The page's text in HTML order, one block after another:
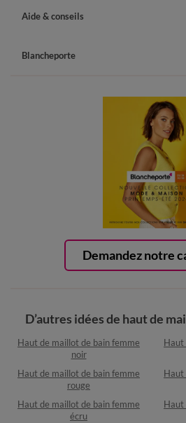
Demandez notre
Aide & conseils
Blancheporte
D’autres idées de haut de
Haut de maillot de bain femme
noir
Haut
Haut de maillot de bain femme
rouge
Haut
Haut de maillot de bain femme
écru
Haut